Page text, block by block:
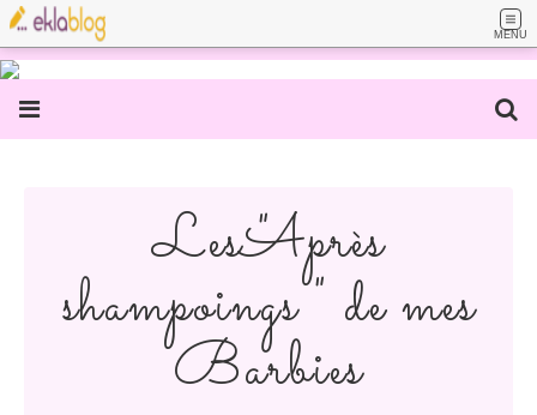
MENU
Les "Après
shampoings " de mes
Barbies